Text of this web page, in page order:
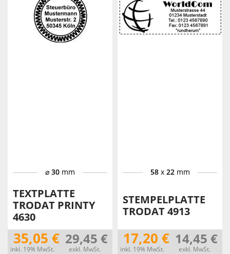
⌀ 30 mm
TEXTPLATTE
TRODAT PRINTY
4630
35,05 €
inkl. 19% MwSt.
29,45 €
exkl. MwSt.
58x 22mm
STEMPELPLATTE
TRODAT 4913
17,20 €
inkl. 19% MwSt.
14,45 €
exkl. MwSt.